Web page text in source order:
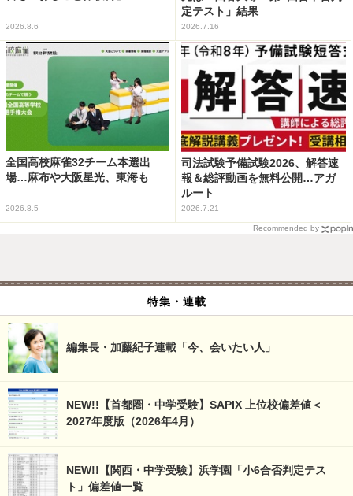
2026.8.6
定テスト」結果
2026.7.16
全国高校麻雀32チーム本選出
場…麻布や大阪星光、東海も
2026.8.5
司法試験予備試験2026、解答速
報＆総評動画を無料公開…アガ
ルート
2026.7.21
Recommended by
特集・連載
編集長・加藤紀子連載「今、会いたい人」
NEW!!【首都圏・中学受験】SAPIX 上位校偏差値＜
2027年度版（2026年4月）
NEW!!【関西・中学受験】浜学園「小6合否判定テス
ト」偏差値一覧